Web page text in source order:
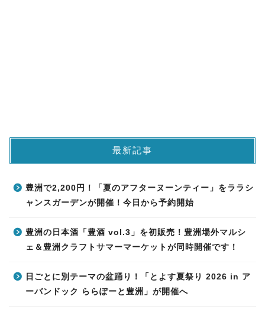
最新記事
豊洲で2,200円！「夏のアフターヌーンティー」をララシ
ャンスガーデンが開催！今日から予約開始
豊洲の日本酒「豊酒 vol.3」を初販売！豊洲場外マルシ
ェ＆豊洲クラフトサマーマーケットが同時開催です！
日ごとに別テーマの盆踊り！「とよす夏祭り 2026 in ア
ーバンドック ららぽーと豊洲」が開催へ